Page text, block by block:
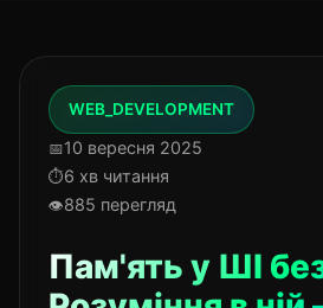
WEB_DEVELOPMENT
10 вересня 2025
6 хв читання
885 перегляд
Пам'ять у ШІ